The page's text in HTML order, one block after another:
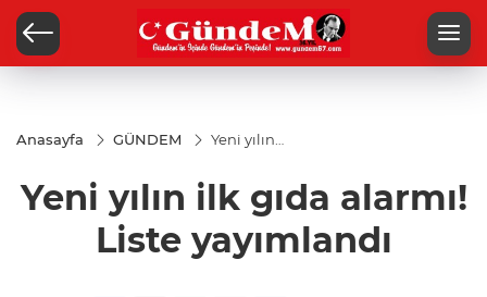
Anasayfa GÜNDEM
Yeni yılın
Liste
yayımlandı
Yeni yılın ilk gıda alarmı!
Liste yayımlandı